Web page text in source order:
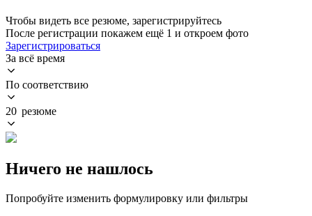
Чтобы видеть все резюме, зарегистрируйтесь
После регистрации покажем ещё 1 и откроем фото
Зарегистрироваться
За всё время
По соответствию
20 резюме
Ничего не нашлось
Попробуйте изменить формулировку или фильтры